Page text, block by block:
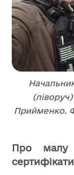
Прийменко.
Про малу
сертифікати